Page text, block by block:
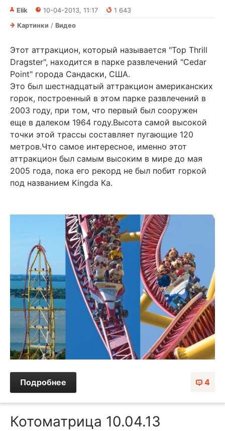
Elik 10-04-2013, 11:17
1 643
Картинки / Видео
Этот аттракцион, который называется "Top Thrill
Dragster", находится в парке развлечений "Cedar
Point" города Сандаски, США.
Это был шестнадцатый аттракцион американских
горок, построенный в этом парке развлечений в
2003 году, при том, что первый был сооружен
еще в далеком 1964 году.Высота самой высокой
точки этой трассы составляет пугающие 120
метров.Что самое интересное, именно этот
аттракцион был самым высоким в мире до мая
2005 года, пока его рекорд не был побит горкой
под названием Kingda Ка.
4
Подробнее
Котоматрица 10.04.13